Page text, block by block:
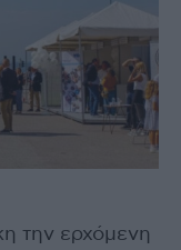
την ερχόμενη